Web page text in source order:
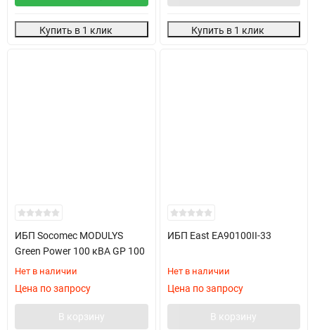
Купить в 1 клик Купить в 1 клик
ИБП Socomec MODULYS
Green Power 100 кВА GP 100
Нет в наличии
Цена по запросу
В корзину
ИБП East ЕА90100II-33
Нет в наличии
Цена по запросу
В корзину